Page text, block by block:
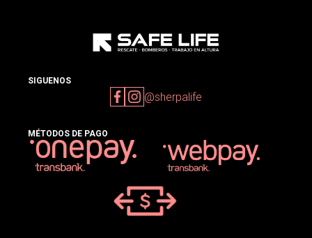
SIGUENOS
@sherpalife
MÉTODOS DE PAGO